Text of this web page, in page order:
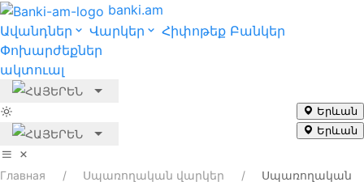
banki.am
Ավանդներ
Վարկեր Հիփոթեք Բանկեր
Փոխարժեքներ
ակտուալ
Երևան
Երևան
Главная Սպառողական վարկեր
Սպառողական